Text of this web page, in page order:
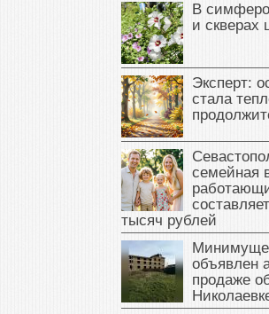
В
и скверах
Эксперт:
стала
семейная
тысяч рублей
объявлен
продаже